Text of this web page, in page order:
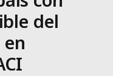
del